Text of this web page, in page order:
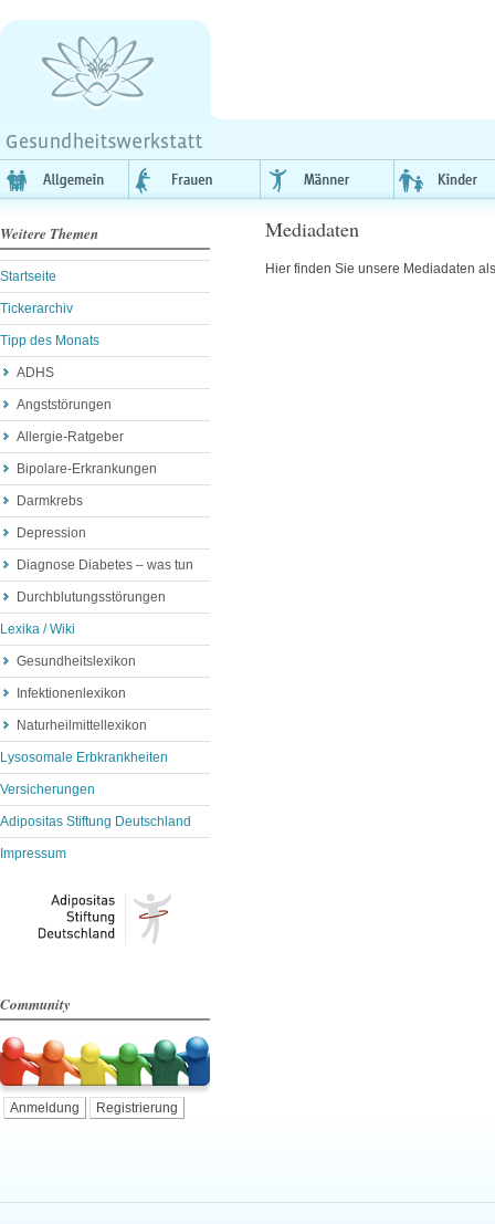
Weitere Themen
Startseite
Tickerarchiv
Tipp des Monats
ADHS
Angststörungen
Allergie-Ratgeber
Bipolare-Erkrankungen
Darmkrebs
Depression
Diagnose Diabetes – was tun
Durchblutungsstörungen
Lexika / Wiki
Gesundheitslexikon
Infektionenlexikon
Naturheilmittellexikon
Lysosomale Erbkrankheiten
Versicherungen
Adipositas Stiftung Deutschland
Impressum
Community
Anmeldung Registrierung
Mediadaten
Hier finden Sie unsere Mediadaten